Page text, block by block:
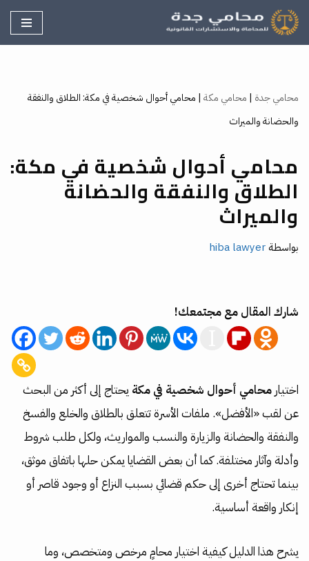
تخطى
محامي جدة | محامي مكة | محامي أحوال شخصية في مكة: الطلاق والنفقة
والحضانة والميراث
محامي أحوال شخصية في مكة:
الطلاق والنفقة والحضانة
والميراث
بواسطة hiba lawyer
شارك المقال مع مجتمعك!
اختيار محامي أحوال شخصية في مكة يحتاج إلى أكثر من البحث
عن لقب «الأفضل». ملفات الأسرة تتعلق بالطلاق والخلع والفسخ
والنفقة والحضانة والزيارة والنسب والمواريث، ولكل طلب شروط
وأدلة وآثار مختلفة. كما أن بعض القضايا يمكن حلها باتفاق موثق،
بينما تحتاج أخرى إلى حكم قضائي بسبب النزاع أو وجود قاصر أو
إنكار واقعة أساسية.
يشرح هذا الدليل كيفية اختيار محامٍ مرخص ومتخصص، وما